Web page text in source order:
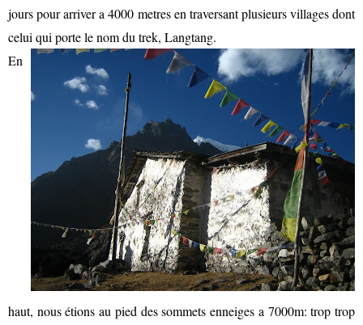
jours pour arriver a 4000 metres en traversant plusieurs villages dont
celui qui porte le nom du trek, Langtang.
En
haut, nous étions au pied des sommets enneiges a 7000m: trop trop